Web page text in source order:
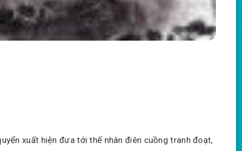
xuất hiện đưa tới thế nhân điên cuồng tranh đoạt,